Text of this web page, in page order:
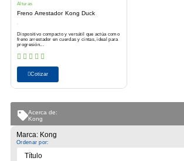
Marca: Kong
Ordenar por:
Acerca de:
Kong
Alturas
Freno Arrestador Kong Duck
Dispositivo compacto y versátil que actúa como
freno arrestador en cuerdas y cintas, ideal para
progresión...
Cotizar